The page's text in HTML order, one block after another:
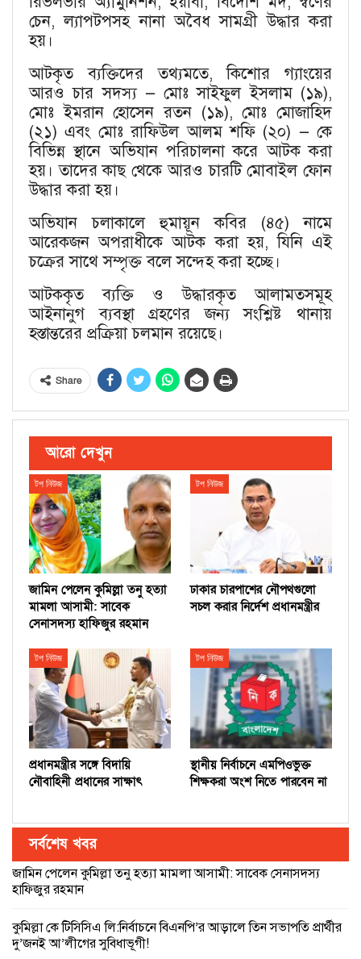
চেন, ল্যাপটপসহ নানা অবৈধ সামগ্রী উদ্ধার করা
হয়।
আটকৃত ব্যক্তিদের তথ্যমতে, কিশোর গ্যাংয়ের
আরও চার সদস্য — মোঃ সাইফুল ইসলাম (১৯),
মোঃ ইমরান হোসেন রতন (১৯), মোঃ মোজাহিদ
(২১) এবং মোঃ রাফিউল আলম শফি (২০) — কে
বিভিন্ন স্থানে অভিযান পরিচালনা করে আটক করা
হয়। তাদের কাছ থেকে আরও চারটি মোবাইল ফোন
উদ্ধার করা হয়।
অভিযান চলাকালে হুমায়ূন কবির (৪৫) নামে
আরেকজন অপরাধীকে আটক করা হয়, যিনি এই
চক্রের সাথে সম্পৃক্ত বলে সন্দেহ করা হচ্ছে।
আটককৃত ব্যক্তি ও উদ্ধারকৃত আলামতসমূহ
আইনানুগ ব্যবস্থা গ্রহণের জন্য সংশ্লিষ্ট থানায়
হস্তান্তরের প্রক্রিয়া চলমান রয়েছে।
Share
আরো দেখুন
টপ নিউজ
জামিন পেলেন কুমিল্লা তনু হত্যা
মামলা আসামী: সাবেক
সেনাসদস্য হাফিজুর রহমান
টপ নিউজ
ঢাকার চারপাশের নৌপথগুলো
সচল করার নির্দেশ প্রধানমন্ত্রীর
টপ নিউজ
প্রধানমন্ত্রীর সঙ্গে বিদায়ি
নৌবাহিনী প্রধানের সাক্ষাৎ
টপ নিউজ
স্থানীয় নির্বাচনে এমপিওভুক্ত
শিক্ষকরা অংশ নিতে পারবেন না
সর্বশেষ খবর
জামিন পেলেন কুমিল্লা তনু হত্যা মামলা আসামী: সাবেক সেনাসদস্য
হাফিজুর রহমান
কুমিল্লা কে টিসিসিএ লি:নির্বাচনে বিএনপি’র আড়ালে তিন সভাপতি প্রার্থীর
দু’জনই আ’লীগের সুবিধাভূগী!